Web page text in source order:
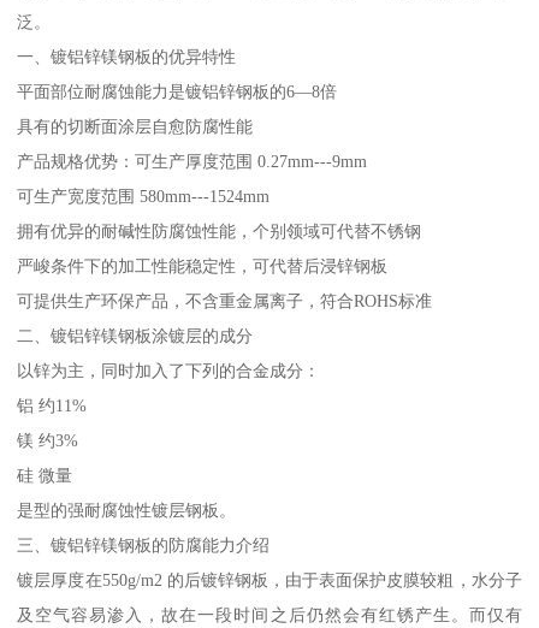
泛。
一、镀铝锌镁钢板的优异特性
平面部位耐腐蚀能力是镀铝锌钢板的6—8倍
具有的切断面涂层自愈防腐性能
产品规格优势：可生产厚度范围 0.27mm---9mm
可生产宽度范围 580mm---1524mm
拥有优异的耐碱性防腐蚀性能，个别领域可代替不锈钢
严峻条件下的加工性能稳定性，可代替后浸锌钢板
可提供生产环保产品，不含重金属离子，符合ROHS标准
二、镀铝锌镁钢板涂镀层的成分
以锌为主，同时加入了下列的合金成分：
铝 约11%
镁 约3%
硅 微量
是型的强耐腐蚀性镀层钢板。
三、镀铝锌镁钢板的防腐能力介绍
镀层厚度在550g/m2 的后镀锌钢板，由于表面保护皮膜较粗，水分子
及空气容易渗入，故在一段时间之后仍然会有红锈产生。而仅有